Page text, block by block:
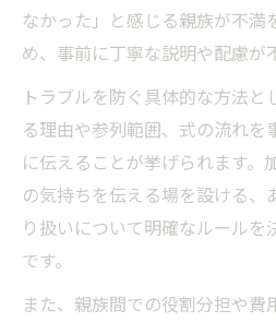
なかった」と感じる親族が不満
め、事前に丁寧な説明や配慮が
トラブルを防ぐ具体的な方法
る理由や参列範囲、式の流れ
に伝えることが挙げられます。
の気持ちを伝える場を設ける
り扱いについて明確なルール
です。
また、親族間での役割分担や費